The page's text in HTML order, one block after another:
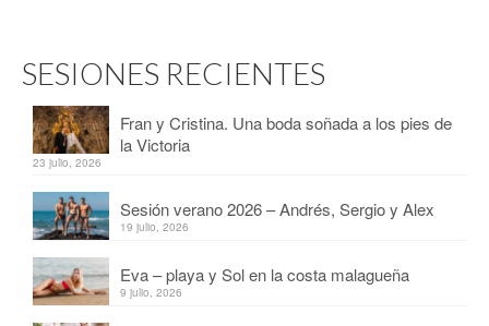
SESIONES RECIENTES
Fran y Cristina. Una boda soñada a los pies de
la Victoria
23 julio, 2026
Sesión verano 2026 – Andrés, Sergio y Alex
19 julio, 2026
Eva – playa y Sol en la costa malagueña
9 julio, 2026